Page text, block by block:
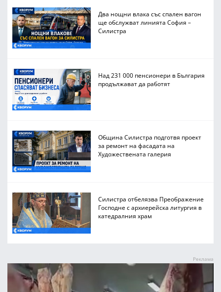
Два нощни влака със спален вагон
ще обслужват линията София –
Силистра
Над 231 000 пенсионери в България
продължават да работят
Община Силистра подготвя проект
за ремонт на фасадата на
Художествената галерия
Силистра отбелязва Преображение
Господне с архиерейска литургия в
катедралния храм